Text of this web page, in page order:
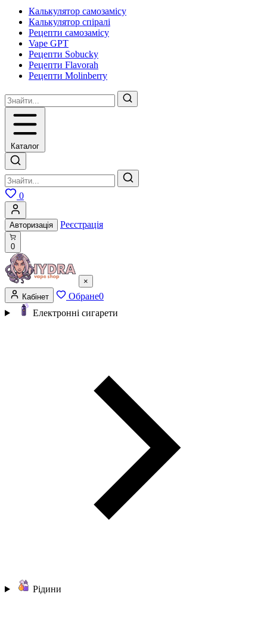
Калькулятор самозамісу
Калькулятор спіралі
Рецепти самозамісу
Vape GPT
Рецепти Sobucky
Рецепти Flavorah
Рецепти Molinberry
Каталог
0
Авторизація Реєстрація
0
×
Кабінет
Обране0
Електронні сигарети
Рідини